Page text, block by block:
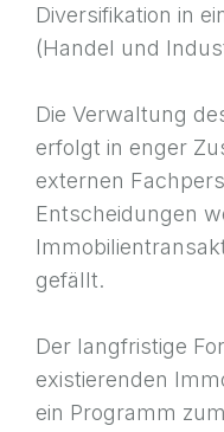
Diversifikation in
(Handel und
Die Verwaltung
erfolgt in enger
externen
Entscheidungen
gefällt.
Der langfristige
existierenden
ein Programm